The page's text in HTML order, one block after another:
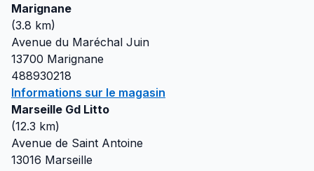
Marignane
(3.8 km)
Avenue du Maréchal Juin
13700 Marignane
488930218
Informations sur le magasin
Marseille Gd Litto
(12.3 km)
Avenue de Saint Antoine
13016 Marseille